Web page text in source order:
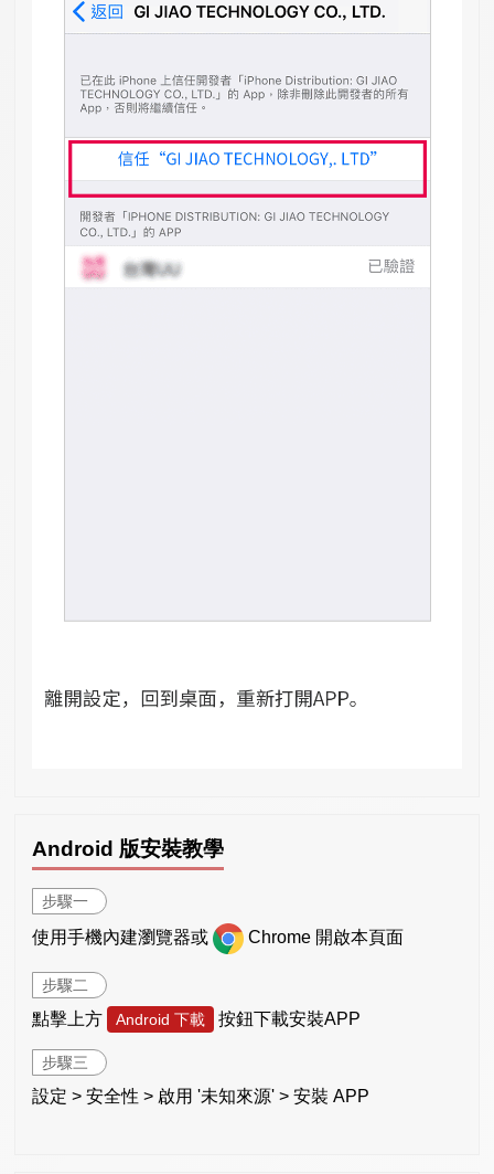
Android 版安裝教學
步驟一
使用手機內建瀏覽器或 Chrome 開啟本頁面
步驟二
點擊上方 Android 下載 按鈕下載安裝APP
步驟三
設定 > 安全性 > 啟用 '未知來源' > 安裝 APP